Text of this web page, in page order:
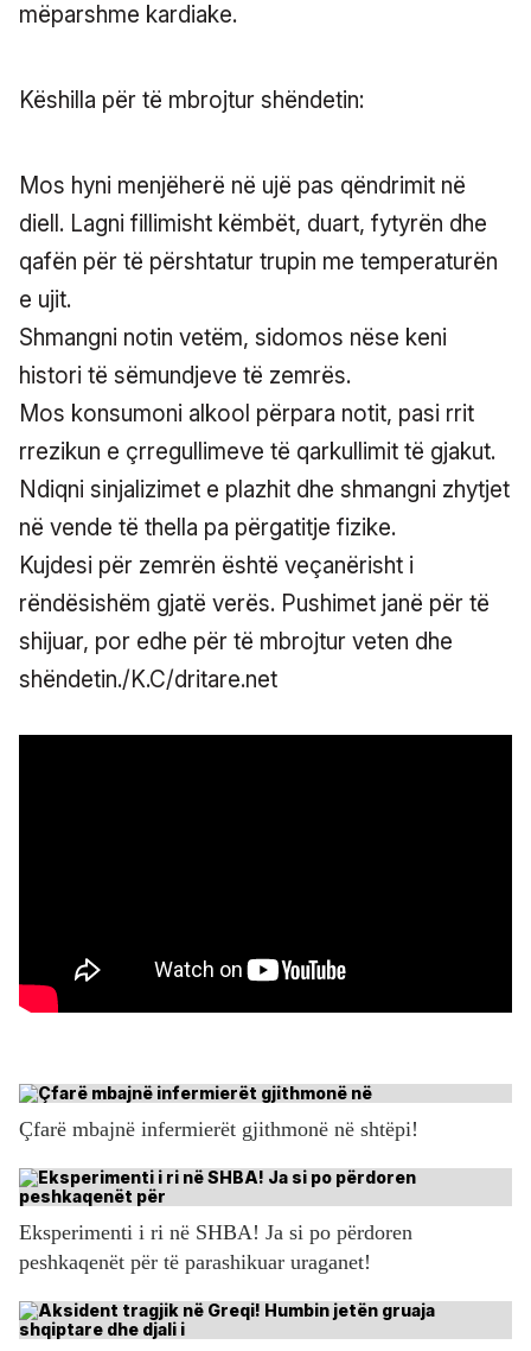
mëparshme kardiake.
Këshilla për të mbrojtur shëndetin:
Mos hyni menjëherë në ujë pas qëndrimit në
diell. Lagni fillimisht këmbët, duart, fytyrën dhe
qafën për të përshtatur trupin me temperaturën
e ujit.
Shmangni notin vetëm, sidomos nëse keni
histori të sëmundjeve të zemrës.
Mos konsumoni alkool përpara notit, pasi rrit
rrezikun e çrregullimeve të qarkullimit të gjakut.
Ndiqni sinjalizimet e plazhit dhe shmangni zhytjet
në vende të thella pa përgatitje fizike.
Kujdesi për zemrën është veçanërisht i
rëndësishëm gjatë verës. Pushimet janë për të
shijuar, por edhe për të mbrojtur veten dhe
shëndetin./K.C/dritare.net
Çfarë mbajnë infermierët gjithmonë në shtëpi!
Eksperimenti i ri në SHBA! Ja si po përdoren
peshkaqenët për të parashikuar uraganet!